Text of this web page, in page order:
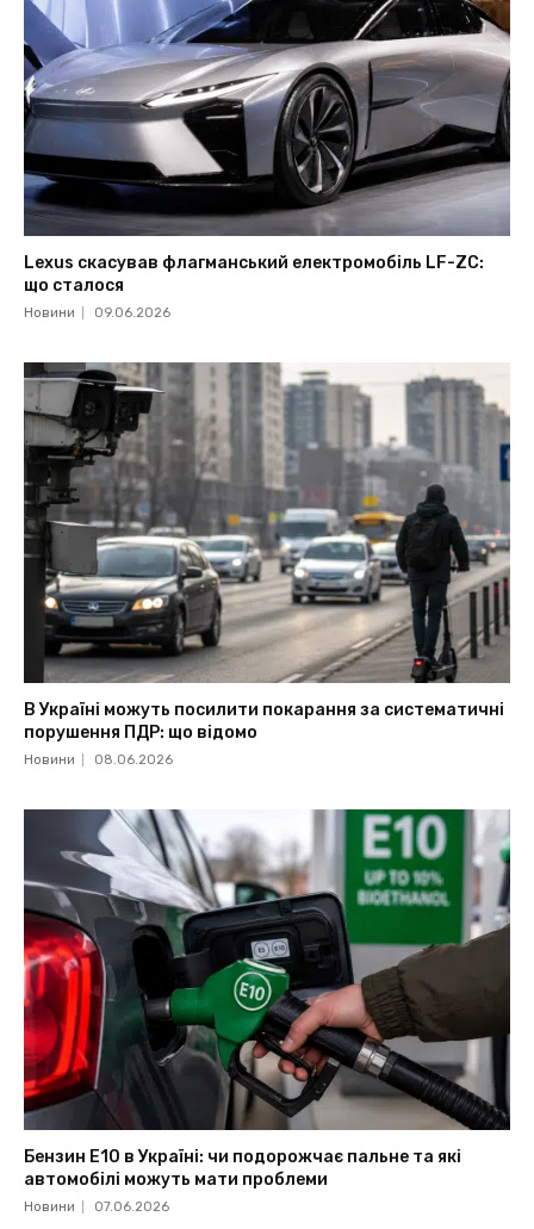
Lexus скасував флагманський електромобіль LF-ZC:
що сталося
Новини 09.06.2026
В Україні можуть посилити покарання за систематичні
порушення ПДР: що відомо
Новини 08.06.2026
Бензин Е10 в Україні: чи подорожчає пальне та які
автомобілі можуть мати проблеми
Новини 07.06.2026